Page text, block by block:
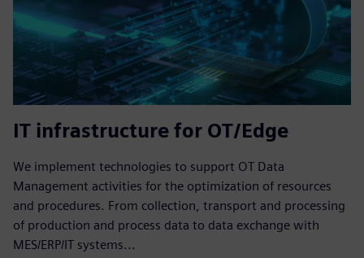
IT infrastructure for OT/Edge
We implement technologies to support OT Data
Management activities for the optimization of resources
and procedures. From collection, transport and processing
of production and process data to data exchange with
MES/ERP/IT systems...